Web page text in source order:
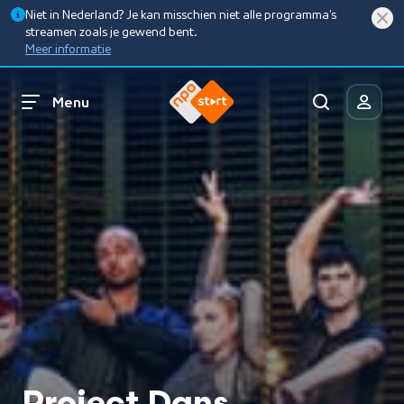
Niet in Nederland? Je kan misschien niet alle programma’s
streamen zoals je gewend bent.
Meer informatie
Menu